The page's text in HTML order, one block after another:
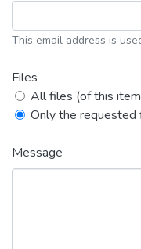
This email address is
Files
All files (of this
Only the requested
Message